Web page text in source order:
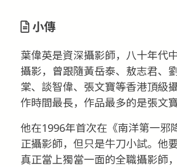
小傳
葉偉英是資深攝影師，八十年代
攝影，曾跟隨黃岳泰、敖志君、
棠、談智偉、張文寶等香港頂級
作時間最長，作品最多的是張文寶
他在1996年首次在《南洋第一邪
正攝影師，但只是牛刀小試。他
真正當上獨當一面的全職攝影師